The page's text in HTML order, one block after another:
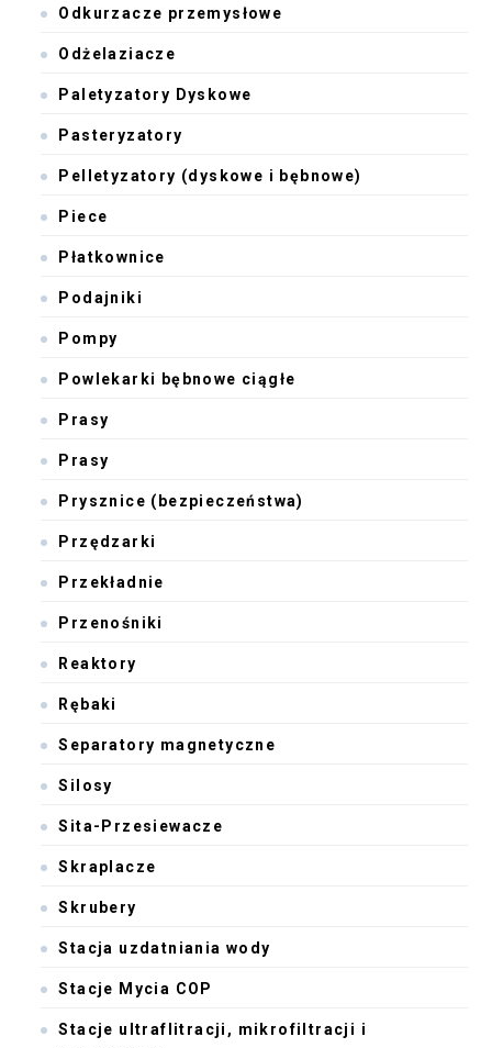
Odkurzacze przemysłowe
Odżelaziacze
Paletyzatory Dyskowe
Pasteryzatory
Pelletyzatory (dyskowe i bębnowe)
Piece
Płatkownice
Podajniki
Pompy
Powlekarki bębnowe ciągłe
Prasy
Prasy
Prysznice (bezpieczeństwa)
Przędzarki
Przekładnie
Przenośniki
Reaktory
Rębaki
Separatory magnetyczne
Silosy
Sita-Przesiewacze
Skraplacze
Skrubery
Stacja uzdatniania wody
Stacje Mycia COP
Stacje ultraflitracji, mikrofiltracji i